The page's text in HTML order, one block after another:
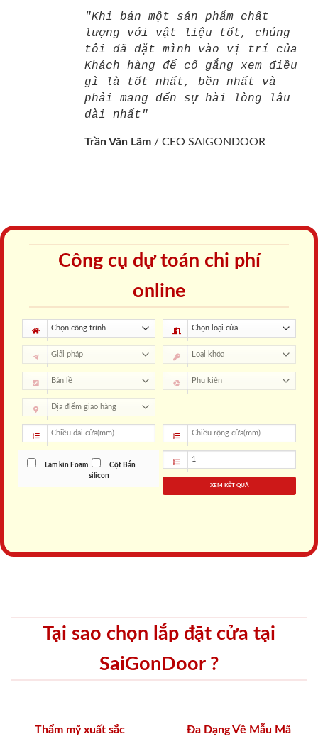
"Khi bán một sản phẩm chất
lượng với vật liệu tốt, chúng
tôi đã đặt mình vào vị trí của
Khách hàng để cố gắng xem điều
gì là tốt nhất, bền nhất và
phải mang đến sự hài lòng lâu
dài nhất"
Trần Văn Lãm / CEO SAIGONDOOR
Công cụ dự toán chi phí
online
Làm kín Foam
Cột Bắn
silicon
XEM KẾT QUẢ
Tại sao chọn lắp đặt cửa tại
SaiGonDoor ?
Thẩm mỹ xuất sắc Đa Dạng Về Mẫu Mã